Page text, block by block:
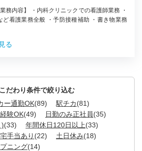
務内容】 ・内科クリニックでの看護師業務 ・
ど看護業務全般 ・予防接種補助 ・書き物業務
る
だわり条件で絞り込む
ー通勤OK(89) 駅チカ(81)
験OK(49) 日勤のみ正社員(35)
)(33) 年間休日120日以上(33)
手当あり (22) 土日休み(18)
ニング(14)